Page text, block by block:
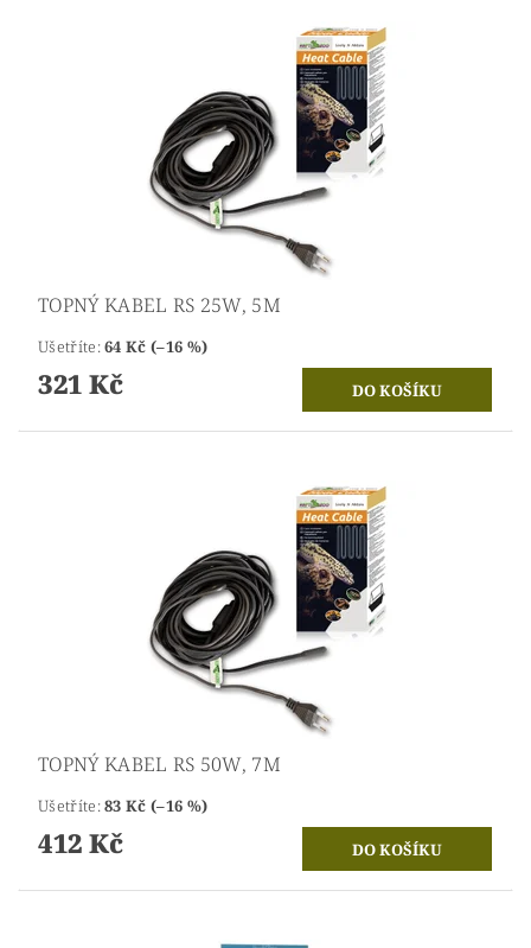
TOPNÝ KABEL RS 25W, 5M
Ušetříte:64 Kč (–16 %)
321 Kč
TOPNÝ KABEL RS 50W, 7M
Ušetříte:83 Kč (–16 %)
412 Kč